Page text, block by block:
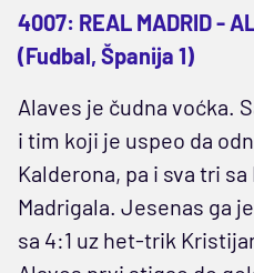
4007: REAL MADRID -
(Fudbal, Španija 1)
Alaves je čudna voćka.
i tim koji je uspeo da
Kalderona, pa i sva tri
Madrigala. Jesenas ga
sa 4:1 uz het-trik